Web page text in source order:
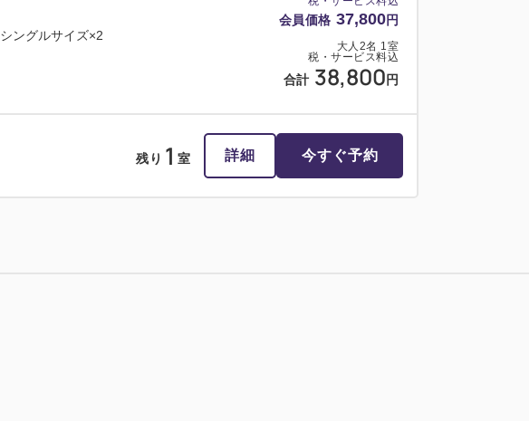
会員価格 37,800円
大人 2名 1室
税・サービス料込
合計 38,800 円
シングルサイズ×2
残り 1 室 詳細 今すぐ予約